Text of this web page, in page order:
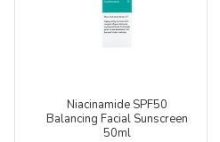
Niacinamide SPF50
Balancing Facial Sunscreen
50ml